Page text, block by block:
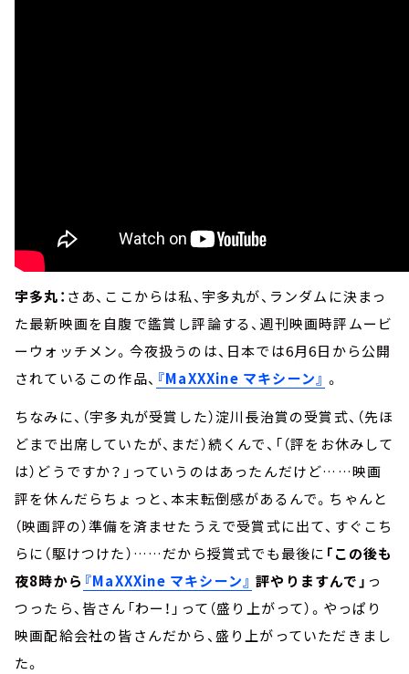
宇多丸： さあ、ここからは私、宇多丸が、ランダムに決まっ
た最新映画を自腹で鑑賞し評論する、週刊映画時評ムービ
ーウォッチメン。今夜扱うのは、日本では6月6日から公開
されているこの作品、 『MaXXXine マキシーン』 。
ちなみに、（宇多丸が受賞した）淀川長治賞の受賞式、（先ほ
どまで出席していたが、まだ）続くんで、「（評をお休みして
は）どうですか？」っていうのはあったんだけど……映画
評を休んだらちょっと、本末転倒感があるんで。ちゃんと
（映画評の）準備を済ませたうえで受賞式に出て、すぐこち
らに（駆けつけた）……だから授賞式でも最後に 「この後も
夜8時から 『MaXXXine マキシーン』 評やりますんで」 っ
つったら、皆さん「わー！」って（盛り上がって）。やっぱり
映画配給会社の皆さんだから、盛り上がっていただきまし
た。